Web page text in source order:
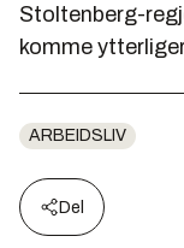
Stoltenberg-
komme
ARBEIDSLIV
Del